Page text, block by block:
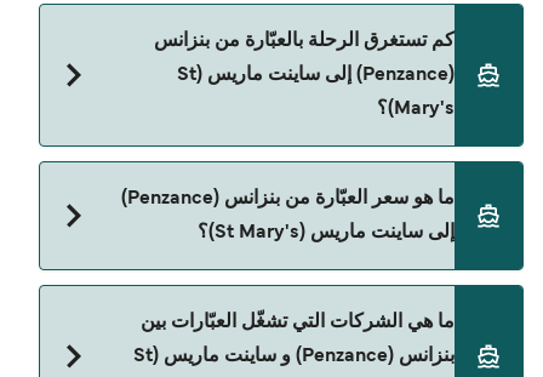
كم تستغرق الرحلة بالعبّارة من بنزانس
(Penzance) إلى ساينت ماريس (St
Mary's)؟
ماريس (St Mary's) تقريباً 2 ساعات 45 دقائق. مدة
الإبحار ممكن تختلف حسب الموسم والشركة، لذلك
ننصحك بمراجعة الأوقات المباشرة باستخدام Direct
ما هو سعر العبّارة من بنزانس (Penzance)
إلى ساينت ماريس (St Mary's)؟
(St Mary's) يختلف حسب الموسم. متوسط سعر الرحلة
هو 2٬403٫26 ر.ق.‏SAR. السعر لا يشمل رسوم الحجز.
ما هي الشركات التي تشغّل العبّارات بين
بنزانس (Penzance) و ساينت ماريس (St